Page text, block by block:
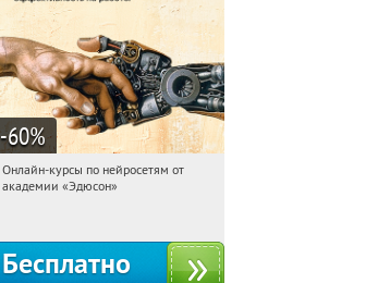
-60%
20:19:26 Получили:
Онлайн-курсы по нейросетям от
академии «Эдюсон»
Бесплатно